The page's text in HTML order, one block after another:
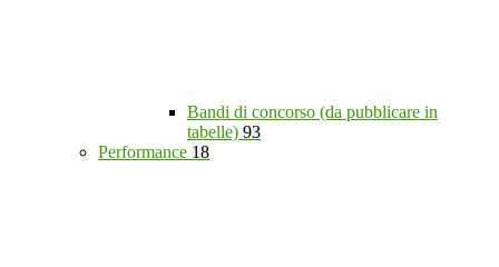
Bandi di concorso (da pubblicare in
tabelle) 93
Performance 18